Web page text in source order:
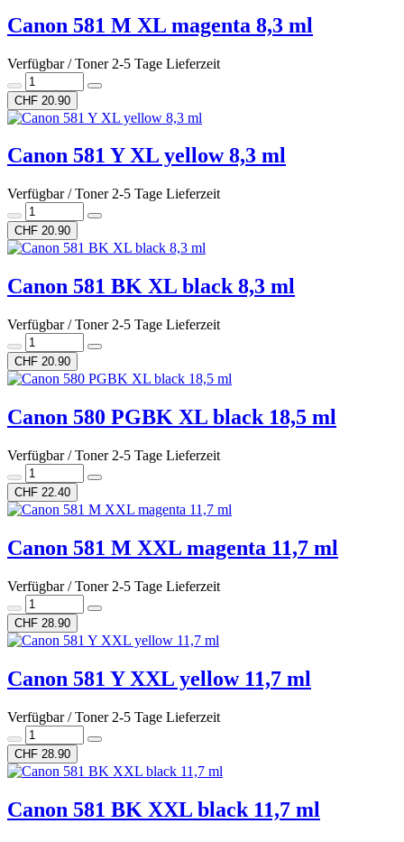
Canon 581 M XL magenta 8,3 ml
Verfügbar / Toner 2-5 Tage Lieferzeit
CHF 20.90
Canon 581 Y XL yellow 8,3 ml
Verfügbar / Toner 2-5 Tage Lieferzeit
CHF 20.90
Canon 581 BK XL black 8,3 ml
Verfügbar / Toner 2-5 Tage Lieferzeit
CHF 20.90
Canon 580 PGBK XL black 18,5 ml
Verfügbar / Toner 2-5 Tage Lieferzeit
CHF 22.40
Canon 581 M XXL magenta 11,7 ml
Verfügbar / Toner 2-5 Tage Lieferzeit
CHF 28.90
Canon 581 Y XXL yellow 11,7 ml
Verfügbar / Toner 2-5 Tage Lieferzeit
CHF 28.90
Canon 581 BK XXL black 11,7 ml